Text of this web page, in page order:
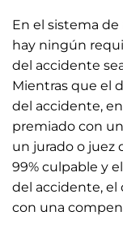
En el sistema
hay ningún
del accidente
Mientras que el
del accidente,
premiado con
un jurado o juez
99% culpable y
del accidente, el
con una